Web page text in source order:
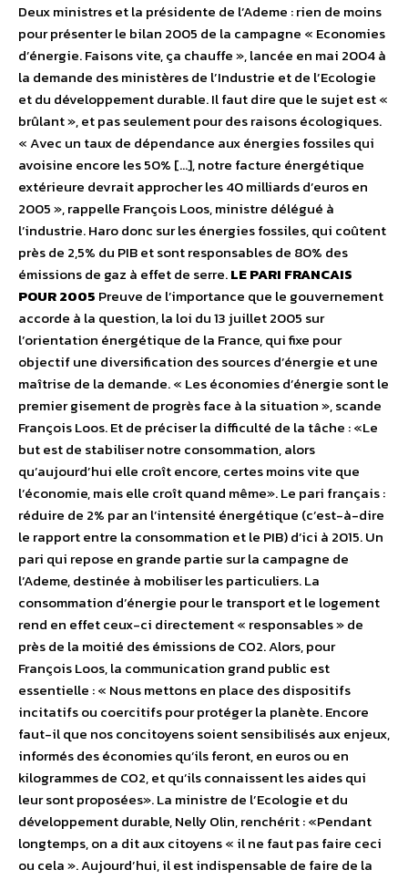
Deux ministres et la présidente de l’Ademe : rien de moins
pour présenter le bilan 2005 de la campagne « Economies
d’énergie. Faisons vite, ça chauffe », lancée en mai 2004 à
la demande des ministères de l’Industrie et de l’Ecologie
et du développement durable. Il faut dire que le sujet est «
brûlant », et pas seulement pour des raisons écologiques.
« Avec un taux de dépendance aux énergies fossiles qui
avoisine encore les 50% […], notre facture énergétique
extérieure devrait approcher les 40 milliards d’euros en
2005 », rappelle François Loos, ministre délégué à
l’industrie. Haro donc sur les énergies fossiles, qui coûtent
près de 2,5% du PIB et sont responsables de 80% des
émissions de gaz à effet de serre.LE PARI FRANCAIS
POUR 2005 Preuve de l’importance que le gouvernement
accorde à la question, la loi du 13 juillet 2005 sur
l’orientation énergétique de la France, qui fixe pour
objectif une diversification des sources d’énergie et une
maîtrise de la demande. « Les économies d’énergie sont le
premier gisement de progrès face à la situation », scande
François Loos. Et de préciser la difficulté de la tâche : «Le
but est de stabiliser notre consommation, alors
qu’aujourd’hui elle croît encore, certes moins vite que
l’économie, mais elle croît quand même». Le pari français :
réduire de 2% par an l’intensité énergétique (c’est-à-dire
le rapport entre la consommation et le PIB) d’ici à 2015. Un
pari qui repose en grande partie sur la campagne de
l’Ademe, destinée à mobiliser les particuliers. La
consommation d’énergie pour le transport et le logement
rend en effet ceux-ci directement « responsables » de
près de la moitié des émissions de CO2. Alors, pour
François Loos, la communication grand public est
essentielle : « Nous mettons en place des dispositifs
incitatifs ou coercitifs pour protéger la planète. Encore
faut-il que nos concitoyens soient sensibilisés aux enjeux,
informés des économies qu’ils feront, en euros ou en
kilogrammes de CO2, et qu’ils connaissent les aides qui
leur sont proposées». La ministre de l’Ecologie et du
développement durable, Nelly Olin, renchérit : «Pendant
longtemps, on a dit aux citoyens « il ne faut pas faire ceci
ou cela ». Aujourd’hui, il est indispensable de faire de la